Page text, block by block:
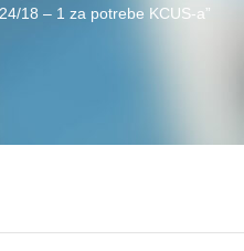
18 – 1 za potrebe KCUS-a”